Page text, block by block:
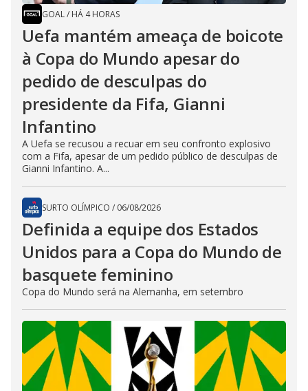
GOAL/ HÁ 4 HORAS
Uefa mantém ameaça de boicote
à Copa do Mundo apesar do
pedido de desculpas do
presidente da Fifa, Gianni
Infantino
A Uefa se recusou a recuar em seu confronto explosivo
com a Fifa, apesar de um pedido público de desculpas de
Gianni Infantino. A...
SURTO OLÍMPICO / 06/08/2026
Definida a equipe dos Estados
Unidos para a Copa do Mundo de
basquete feminino
Copa do Mundo será na Alemanha, em setembro